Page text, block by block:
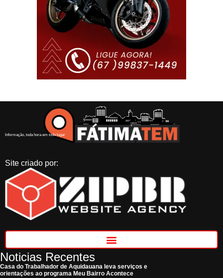
Informação, toda hora em todo lugar
Site criado por:
Noticias Recentes
Casa do Trabalhador de Aquidauana leva serviços e
orientações ao programa Meu Bairro Acontece